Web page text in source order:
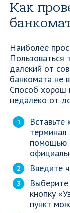
Как
Наиболее
Пользоваться
далекий от
банкомата не
Способ хорош
недалеко от
Вставьте
терминал
помощью
Введите
Выберите
кнопку
пункт